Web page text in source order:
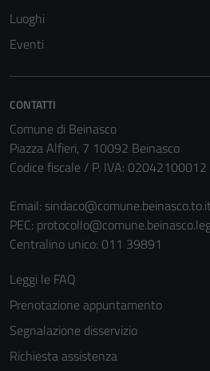
Luoghi
Eventi
CONTATTI
Comune di Beinasco
Piazza Alfieri, 7 10092 Beinasco
Codice fiscale / P. IVA: 02042100012
Email:
PEC:
Centralino unico: 011 39891
Leggi le FAQ
Prenotazione appuntamento
Segnalazione disservizio
Richiesta assistenza